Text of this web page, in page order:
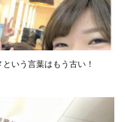
いう言葉はもう古い！